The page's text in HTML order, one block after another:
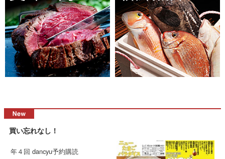
買い忘れなし！
年４回 dancyu予約購読